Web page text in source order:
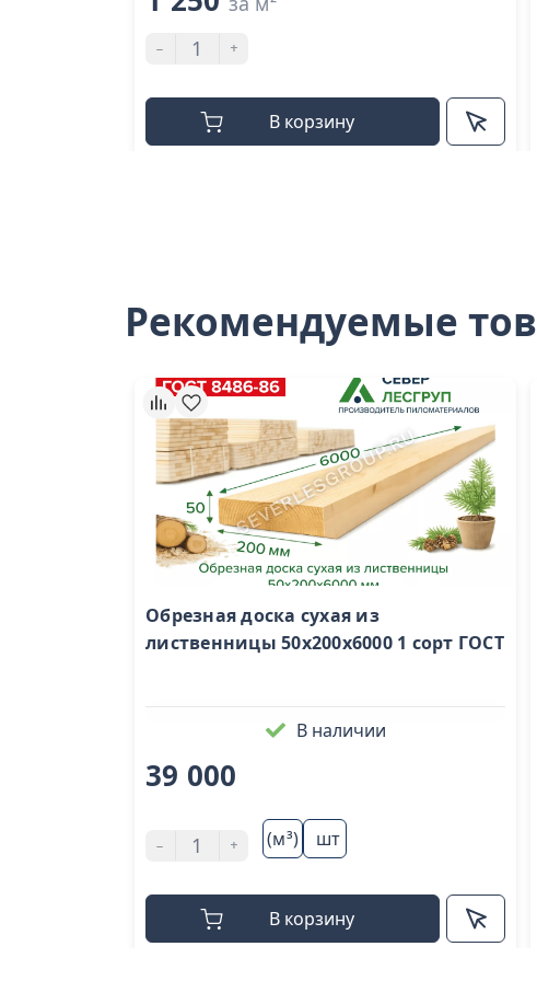
- +
В корзину
Рекомендуемые
Обрезная доска сухая из
лиственницы 50x200x6000 1 сорт ГОСТ
В наличии
39 000
- + (м³) шт
В корзину